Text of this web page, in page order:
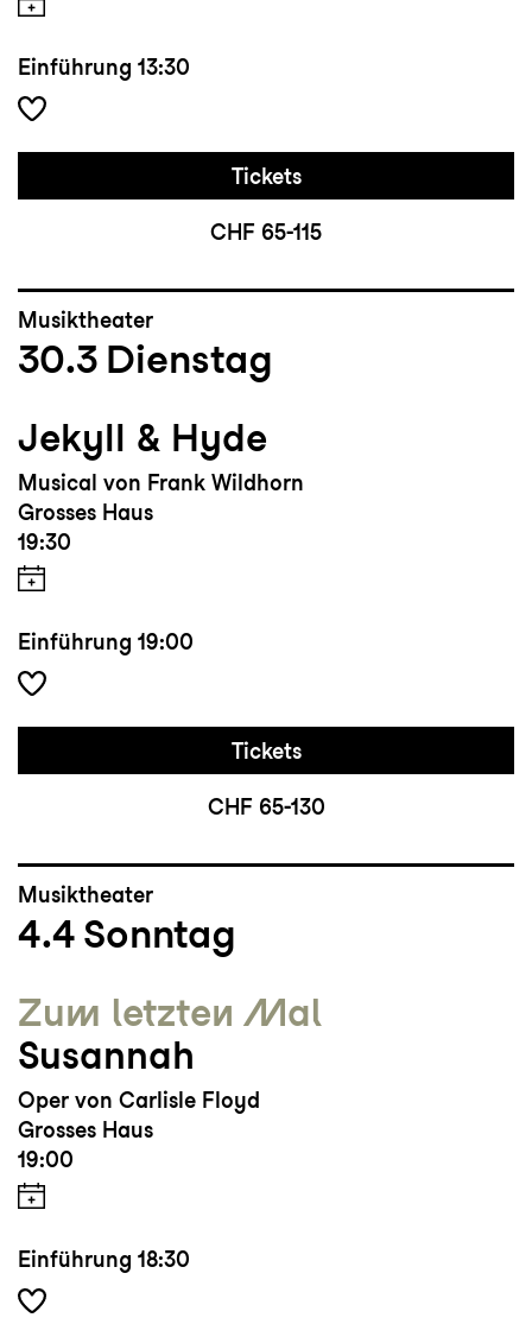
Einführung 13:30
Tickets
CHF 65-115
Musiktheater
30.3 Dienstag
Jekyll & Hyde
Musical von Frank Wildhorn
Grosses Haus
19:30
Einführung 19:00
Tickets
CHF 65-130
Musiktheater
4.4 Sonntag
Zum letzten Mal
Susannah
Oper von Carlisle Floyd
Grosses Haus
19:00
Einführung 18:30